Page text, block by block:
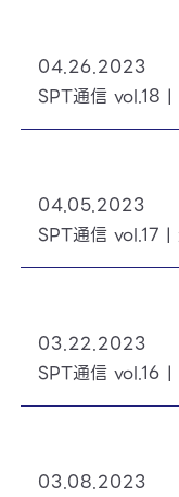
04.26.2023
04.05.2023
03.22.2023
03.08.2023